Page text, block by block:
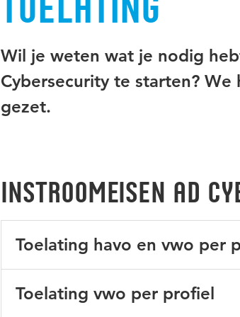
Wil je weten wat je nodig
Cybersecurity te starten?
gezet.
Instroomeisen Ad
Toelating havo en vwo per
E&M Direct
Toelating vwo per profiel